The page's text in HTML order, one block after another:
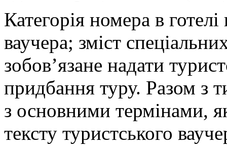
Категорія номера в
ваучера; зміст
зобов’язане надати
придбання туру. Разом з
з основними термінами,
тексту туристського